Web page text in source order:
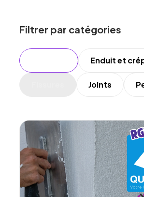
Filtrer par catégories
Enduit et
Joints